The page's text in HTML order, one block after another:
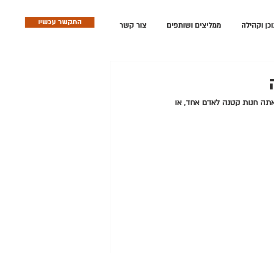
התקשר עכשיו וקהילה ממליצים ושותפים צור קשר
חנות קטנה לאדם אחד, או